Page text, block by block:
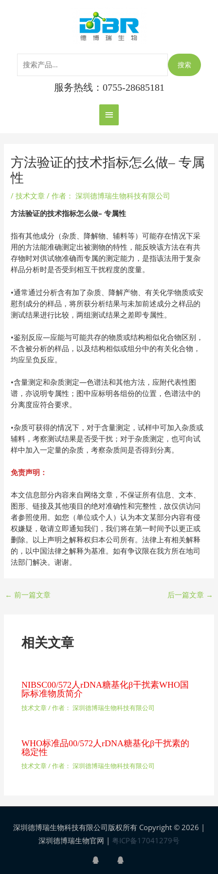
主
菜
单
搜索
服务热线：0755-28685181
方法验证的技术指标怎么做– 专属
性
/技术文章 / 作者： 深圳德博瑞生物科技有限公司
方法验证的技术指标怎么做–专属性
指有其他成分（杂质、降解物、辅料等）可能存在情况下采
用的方法能准确测定出被测物的特性，能反映该方法在有共
存物时对供试物准确而专属的测定能力，是指该法用于复杂
样品分析时是否受到相互干扰程度的度量。
•通常通过分析含有加了杂质、降解产物、有关化学物质或安
慰剂成分的样品，将所获分析结果与未加前述成分之样品的
测试结果进行比较，两组测试结果之差即专属性。
•鉴别反应—应能与可能共存的物质或结构相似化合物区别，
不含被分析的样品，以及结构相似或组分中的有关化合物，
均应呈负反应。
•含量测定和杂质测定—色谱法和其他方法，应附代表性图
谱，亦说明专属性；图中应标明各组份的位置，色谱法中的
分离度应符合要求。
•杂质可获得的情况下，对于含量测定，试样中可加入杂质或
辅料，考察测试结果是否受干扰；对于杂质测定，也可向试
样中加入一定量的杂质，考察杂质间是否得到分离。
免责声明：
本文信息部分内容来自网络文章，不保证所有信息、文本、
图形、链接及其他项目的绝对准确性和完整性，故仅供访问
者参照使用。如您（单位或个人）认为本文某部分内容有侵
权嫌疑，敬请立即通知我们，我们将在第一时间予以更正或
删除。以上声明之解释权归本公司所有。法律上有相关解释
的，以中国法律之解释为基准。如有争议限在我方所在地司
法部门解决。谢谢。
← 前一篇文章 后一篇文章 →
相关文章
NIBSC00/572人rDNA糖基化β干扰素WHO国
际标准物质简介
技术文章/ 作者： 深圳德博瑞生物科技有限公司
WHO标准品00/572人rDNA糖基化β干扰素的
稳定性
技术文章/ 作者： 深圳德博瑞生物科技有限公司
深圳德博瑞生物科技有限公司版权所有 Copyright © 2026 |
深圳德博瑞生物官网 | 粤ICP备17041279号